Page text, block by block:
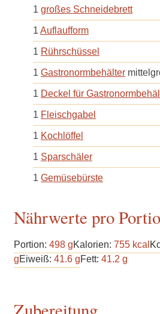
1 großes Schneidebrett
1 Auflaufform
1 Rührschüssel
1 Gastronormbehälter
1 Deckel für
1 Fleischgabel
1 Kochlöffel
1 Sparschäler
1 Gemüsebürste
Nährwerte pro
Portion: 498 gKalorien: 755 kcal
gEiweiß: 41.6 gFett: 41.2 g